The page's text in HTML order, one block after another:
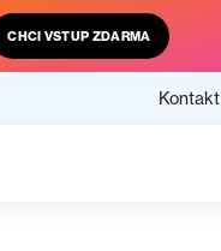
CHCI VSTUP ZDARMA
Kontakt